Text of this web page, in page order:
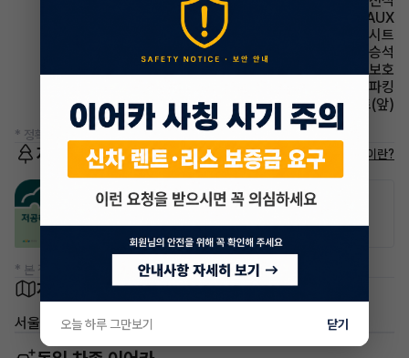
유무선단자 AUX
시트 인조가죽시트
에어백 동승석
에어백 무릎보호
파킹 전자식 파킹
시트 열선시트(앞)
* 정확한 정보는 판매자와 반드시 확인하시기 바랍니다.
저공해차량 정보 저공해차량이란?
공항주차장 공영주차장
* 본 정보는 지자체마다 다를 수 있으니 실제 정보와 확인해 주세요.
차량 위치
서울 강서구 가양동
오늘 하루 그만보기 닫기